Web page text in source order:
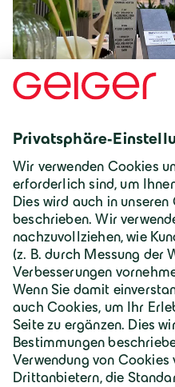
Deutschland | Deutsch